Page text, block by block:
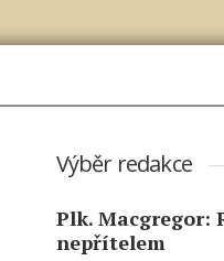
Výběr redakce
Plk. Macgregor:
nepřítelem